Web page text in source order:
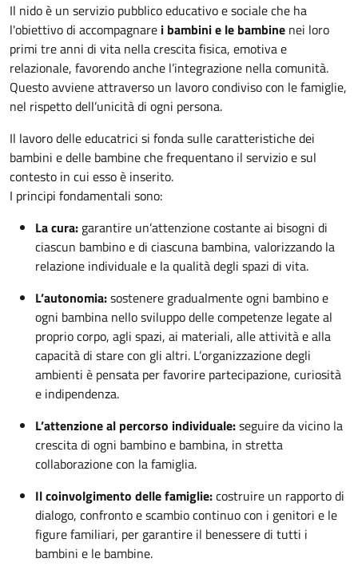
Il nido è un servizio pubblico educativo e sociale che ha
l'obiettivo di accompagnare i bambini e le bambine nei loro
primi tre anni di vita nella crescita fisica, emotiva e
relazionale, favorendo anche l’integrazione nella comunità.
Questo avviene attraverso un lavoro condiviso con le famiglie,
nel rispetto dell’unicità di ogni persona.
Il lavoro delle educatrici si fonda sulle caratteristiche dei
bambini e delle bambine che frequentano il servizio e sul
contesto in cui esso è inserito.
I principi fondamentali sono:
La cura: garantire un’attenzione costante ai bisogni di
ciascun bambino e di ciascuna bambina, valorizzando la
relazione individuale e la qualità degli spazi di vita.
L’autonomia:sostenere gradualmente ogni bambino e
ogni bambina nello sviluppo delle competenze legate al
proprio corpo, agli spazi, ai materiali, alle attività e alla
capacità di stare con gli altri. L’organizzazione degli
ambienti è pensata per favorire partecipazione, curiosità
e indipendenza.
L’attenzione al percorso individuale:seguire da vicino la
crescita di ogni bambino e bambina, in stretta
collaborazione con la famiglia.
Il coinvolgimento delle famiglie:costruire un rapporto di
dialogo, confronto e scambio continuo con i genitori e le
figure familiari, per garantire il benessere di tutti i
bambini e le bambine.